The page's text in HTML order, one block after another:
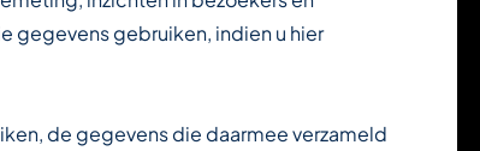
gegevens gebruiken, indien u hier
de gegevens die daarmee verzameld